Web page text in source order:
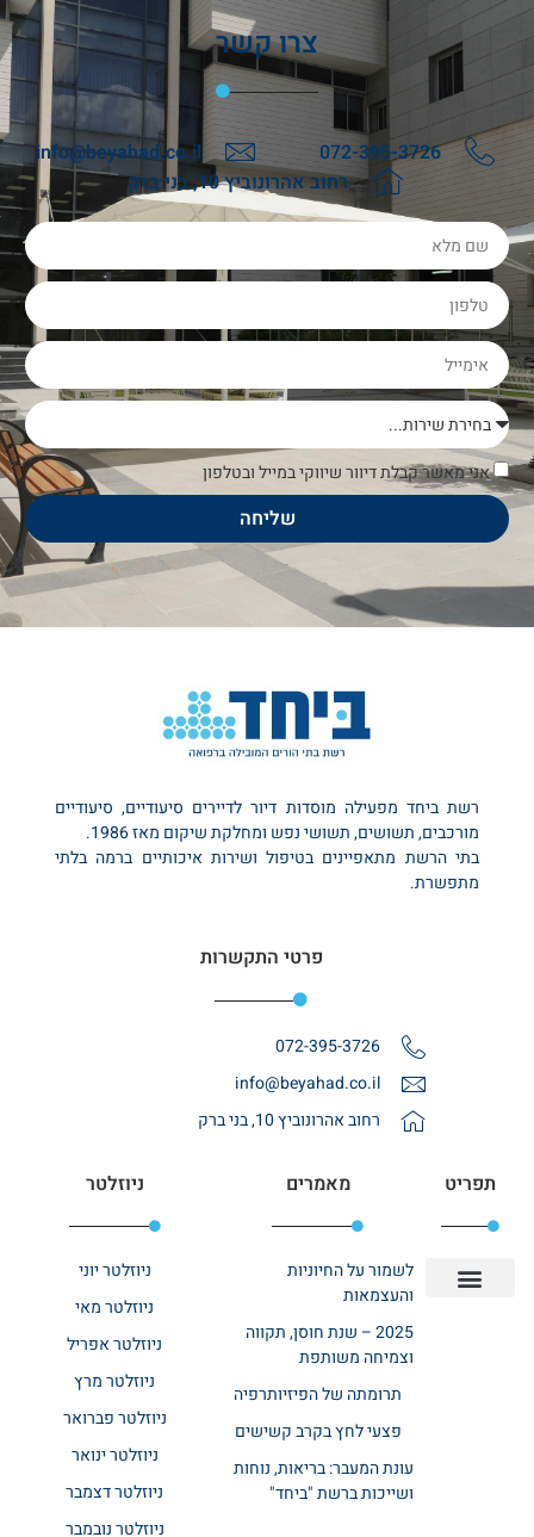
צרו קשר
072-395-3726
info@beyahad.co.il
רחוב אהרונוביץ 10, בני ברק
אני מאשר קבלת דיוור שיווקי במייל ובטלפון
שליחה
רשת ביחד מפעילה מוסדות דיור לדיירים סיעודיים, סיעודיים
מורכבים, תשושים, תשושי נפש ומחלקת שיקום מאז 1986.
בתי הרשת מתאפיינים בטיפול ושירות איכותיים ברמה בלתי
מתפשרת.
פרטי התקשרות
072-395-3726
info@beyahad.co.il
רחוב אהרונוביץ 10, בני ברק
תפריט מאמרים
לשמור על החיוניות
והעצמאות
2025 – שנת חוסן, תקווה
וצמיחה משותפת
תרומתה של הפיזיותרפיה
פצעי לחץ בקרב קשישים
עונת המעבר: בריאות, נוחות
ושייכות ברשת "ביחד"
ניוזלטר
ניוזלטר יוני
ניוזלטר מאי
ניוזלטר אפריל
ניוזלטר מרץ
ניוזלטר פברואר
ניוזלטר ינואר
ניוזלטר דצמבר
ניוזלטר נובמבר